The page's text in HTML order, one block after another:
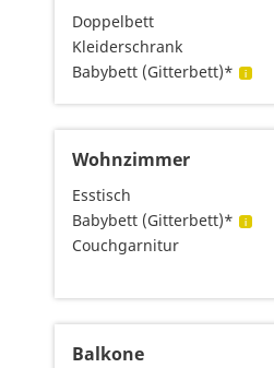
Doppelbett
Kleiderschrank
Babybett (Gitterbett)*
Wohnzimmer
Esstisch
Babybett (Gitterbett)*
Couchgarnitur
Balkone